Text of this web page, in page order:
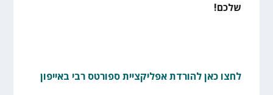
שלכם!
לחצו כאן להורדת אפליקציית ספורטס רבי באייפון